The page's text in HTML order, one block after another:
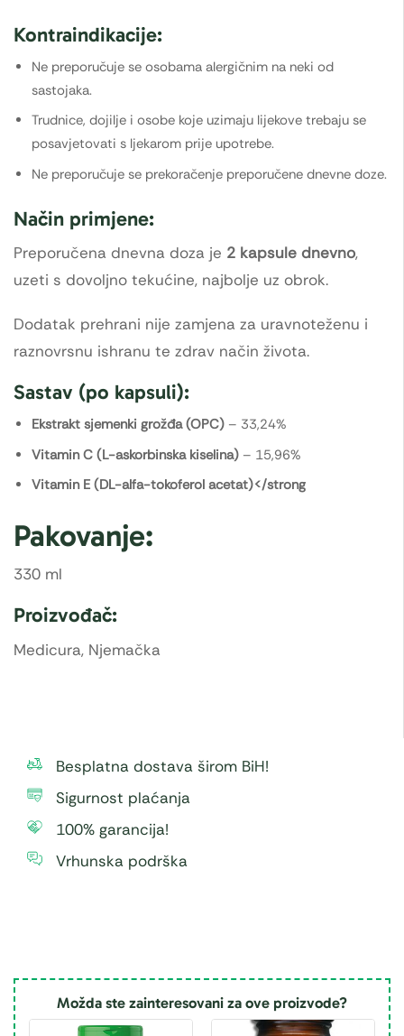
Kontraindikacije:
Ne preporučuje se osobama alergičnim na neki od
sastojaka.
Trudnice, dojilje i osobe koje uzimaju lijekove trebaju se
posavjetovati s ljekarom prije upotrebe.
Ne preporučuje se prekoračenje preporučene dnevne doze.
Način primjene:
Preporučena dnevna doza je 2 kapsule dnevno,
uzeti s dovoljno tekućine, najbolje uz obrok.
Dodatak prehrani nije zamjena za uravnoteženu i
raznovrsnu ishranu te zdrav način života.
Sastav (po kapsuli):
Ekstrakt sjemenki grožđa (OPC) – 33,24%
Vitamin C (L-askorbinska kiselina) – 15,96%
Vitamin E (DL-alfa-tokoferol acetat)</strong
Pakovanje:
330 ml
Proizvođač:
Medicura, Njemačka
Besplatna dostava širom BiH!
Sigurnost plaćanja
100% garancija!
Vrhunska podrška
Možda ste zainteresovani za ove proizvode?